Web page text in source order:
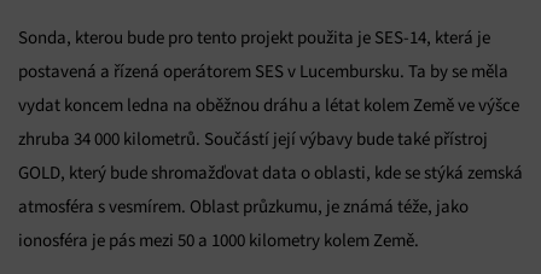
Sonda, kterou bude pro tento projekt použita je SES-14, která je
postavená a řízená operátorem SES v Lucembursku. Ta by se měla
vydat koncem ledna na oběžnou dráhu a létat kolem Země ve výšce
zhruba 34 000 kilometrů. Součástí její výbavy bude také přístroj
GOLD, který bude shromažďovat data o oblasti, kde se stýká zemská
atmosféra s vesmírem. Oblast průzkumu, je známá téže, jako
ionosféra je pás mezi 50 a 1000 kilometry kolem Země.